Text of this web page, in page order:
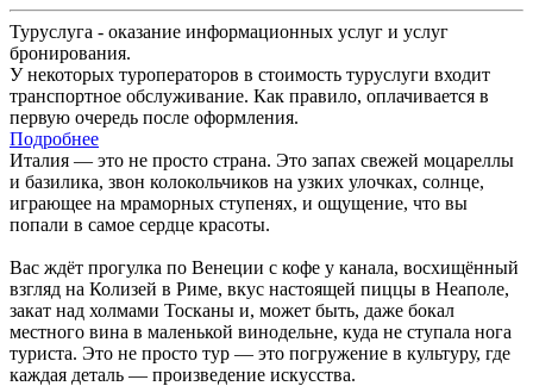
Туруслуга - оказание информационных услуг и услуг
бронирования.
У некоторых туроператоров в стоимость туруслуги входит
транспортное обслуживание. Как правило, оплачивается в
первую очередь после оформления.
Подробнее
Италия — это не просто страна. Это запах свежей моцареллы
и базилика, звон колокольчиков на узких улочках, солнце,
играющее на мраморных ступенях, и ощущение, что вы
попали в самое сердце красоты.
Вас ждёт прогулка по Венеции с кофе у канала, восхищённый
взгляд на Колизей в Риме, вкус настоящей пиццы в Неаполе,
закат над холмами Тосканы и, может быть, даже бокал
местного вина в маленькой винодельне, куда не ступала нога
туриста. Это не просто тур — это погружение в культуру, где
каждая деталь — произведение искусства.